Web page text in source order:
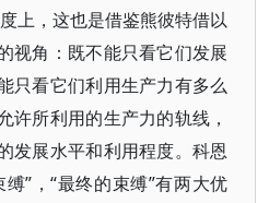
上，这也是借鉴熊彼特借以
视角：既不能只看它们发展
只看它们利用生产力有多么
许所利用的生产力的轨线，
发展水平和利用程度。科恩
”，“最终的束缚”有两大优